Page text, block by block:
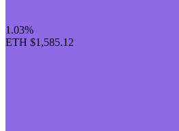
1.03%
ETH $1,585.12